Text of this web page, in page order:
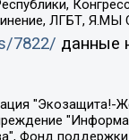
ЛГБТ, Я.МЫ
7822/ данные
с проблемой насилия "НАСИЛИЮ.НЕТ", Межрегиональный профессиональный союз работников здравоохранения "Альянс врачей", Юридическое лицо, зарегистрированное в Латвийской Республике, SIA "Medusa Project" (регистрационный номер 40103797863, дата регистрации 10.06.2014), Некоммерческая организация "Фонд по борьбе с коррупцией", Автономная некоммерческая организация "Институт права и публичной политики", Баданин Роман Сергеевич, Гликин Максим Александрович, Железнова Мария Михайловна, Лукьянова Юлия Сергеевна, Маетная Елизавета Витальевна, Маняхин Петр Борисович, Чуракова Ольга Владимировна, Ярош Юлия Петровна, Юридическое лицо "The Insider SIA", зарегистрированное в Риге, Латвийская Республика (дата регистрации 26.06.2015), являющееся администратором доменного имени интернет-издания "The Insider SIA", https://theins.ru, Постернак Алексей Евгеньевич, Рубин Михаил Аркадьевич, Анин Роман Александрович, Юридическое лицо Istories fonds, зарегистрированное в Латвийской Республике (регистрационный номер